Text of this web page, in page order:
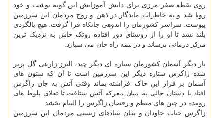
روی نقطه صفر مرزی برای دانش آموزانش این گونه نوشت و خود
رویا شد و به خاطرات ماندگار در ذهن و روح مردمان این سرزمین
پیوست. سراسر کشورمان را اندوهی جانکاه فرا گرفت. هیچ بالگردی
بلند نشد تا او را از روستای دور افتاده روتک خاش به نزدیک ترین
مرکز درمانی برساند و در نیمه راه جان می سپارد.
بار دیگر آسمان کشورمان ستاره ای دیگر چید، البرز زارعی گل پرپر
شده زاگرس ستاره دیگر این سرزمین است تا آن که ستون های
آسمان بر فراز این خاک افراشته بماند وقتی آتش به جان زاگرس
افتاد با دستان خالی به میان معرکه آتش شتافت تا تقلای بلوط های
روییده در چین های منظم و رقصان زاگرس را التیام بخشد.
زاگرس حیات جاودان و بنیان بنیادهای زیستی مردمان این سرزمین